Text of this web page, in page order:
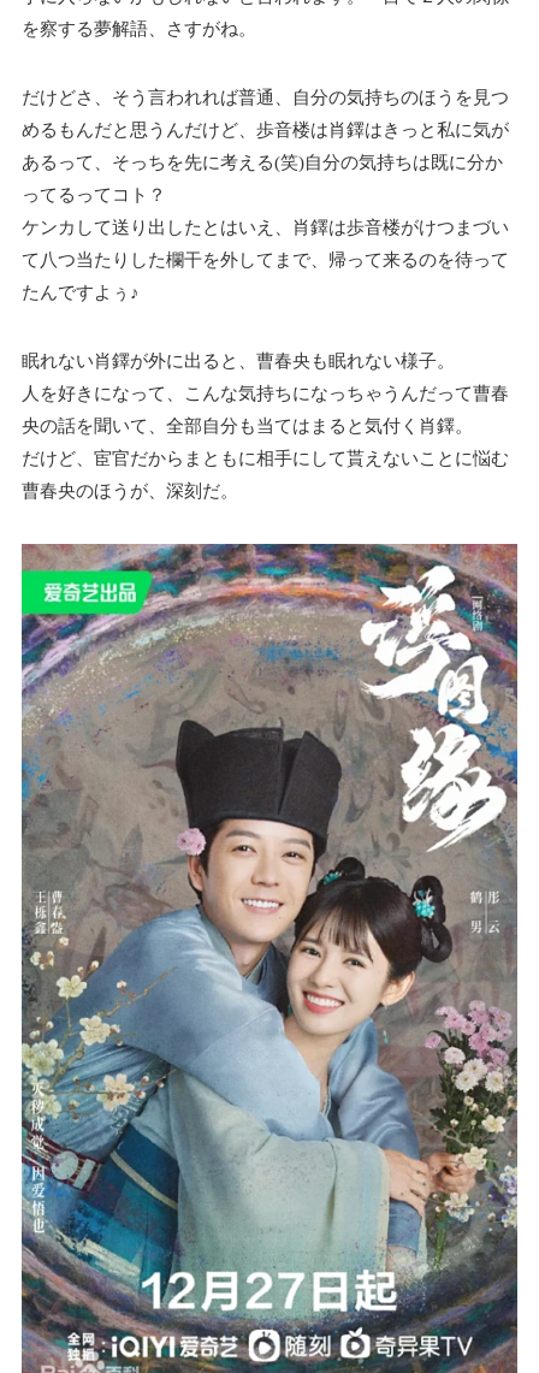
を察する夢解語、さすがね。
だけどさ、そう言われれば普通、自分の気持ちのほうを見つ
めるもんだと思うんだけど、歩音楼は肖鐸はきっと私に気が
あるって、そっちを先に考える(笑)自分の気持ちは既に分か
ってるってコト？
ケンカして送り出したとはいえ、肖鐸は歩音楼がけつまづい
て八つ当たりした欄干を外してまで、帰って来るのを待って
たんですよぅ♪
眠れない肖鐸が外に出ると、曹春央も眠れない様子。
人を好きになって、こんな気持ちになっちゃうんだって曹春
央の話を聞いて、全部自分も当てはまると気付く肖鐸。
だけど、宦官だからまともに相手にして貰えないことに悩む
曹春央のほうが、深刻だ。